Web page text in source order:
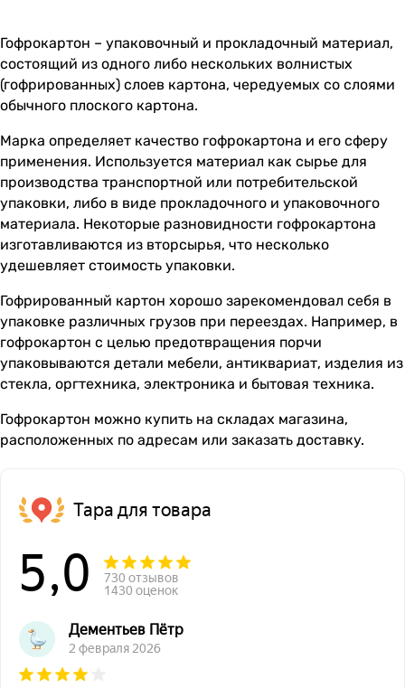
Гофрокартон – упаковочный и прокладочный материал,
состоящий из одного либо нескольких волнистых
(гофрированных) слоев картона, чередуемых со слоями
обычного плоского картона.
Марка определяет качество гофрокартона и его сферу
применения. Используется материал как сырье для
производства транспортной или потребительской
упаковки, либо в виде прокладочного и упаковочного
материала. Некоторые разновидности гофрокартона
изготавливаются из вторсырья, что несколько
удешевляет стоимость упаковки.
Гофрированный картон хорошо зарекомендовал себя в
упаковке различных грузов при переездах. Например, в
гофрокартон с целью предотвращения порчи
упаковываются детали мебели, антиквариат, изделия из
стекла, оргтехника, электроника и бытовая техника.
Гофрокартон можно купить на складах магазина,
расположенных по адресам или заказать доставку.
Тара для товара
5,0
730 отзывов
1430 оценок
Дементьев Пётр
2 февраля 2026